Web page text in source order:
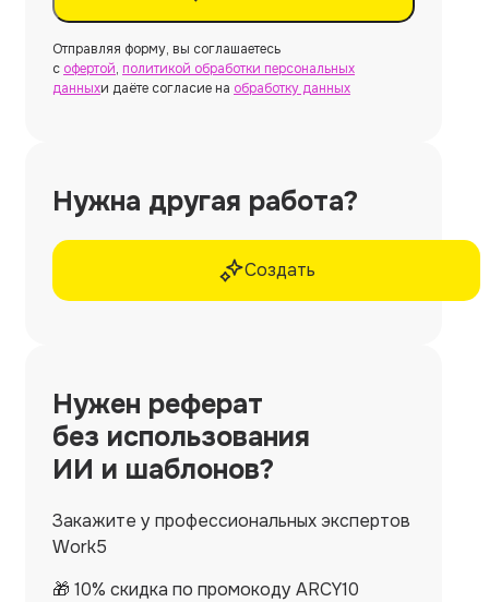
Отправляя форму, вы соглашаетесь
с офертой, политикой обработки персональных
данныхи даёте согласие на обработку данных
Нужна другая работа?
Создать
Нужен реферат
без использования
ИИ и шаблонов?
Закажите у профессиональных экспертов
Work5
🎁 10% скидка по промокоду ARCY10